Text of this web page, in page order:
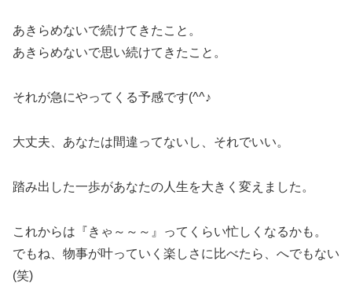
あきらめないで続けてきたこと。
あきらめないで思い続けてきたこと。
それが急にやってくる予感です(^^♪
大丈夫、あなたは間違ってないし、それでいい。
踏み出した一歩があなたの人生を大きく変えました。
これからは『きゃ～～～』ってくらい忙しくなるかも。
でもね、物事が叶っていく楽しさに比べたら、へでもない
(笑)